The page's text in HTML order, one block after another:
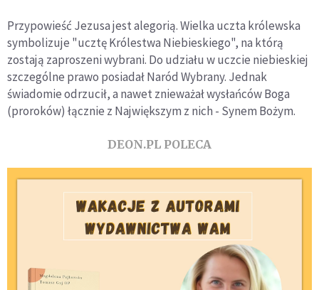
Przypowieść Jezusa jest alegorią. Wielka uczta królewska
symbolizuje "ucztę Królestwa Niebieskiego", na którą
zostają zaproszeni wybrani. Do udziału w uczcie niebieskiej
szczególne prawo posiadał Naród Wybrany. Jednak
świadomie odrzucił, a nawet znieważał wysłańców Boga
(proroków) łącznie z Największym z nich - Synem Bożym.
DEON.PL POLECA